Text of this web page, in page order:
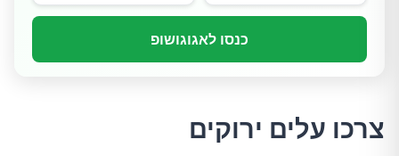
כנסו לאגוגושופ
צרכו עלים ירוקים